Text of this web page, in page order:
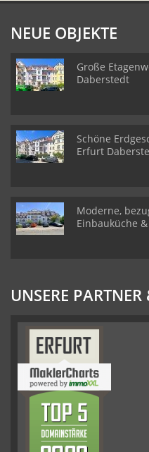
NEUE OBJEKTE
Große
Daberstedt
Schöne
Erfurt
Moderne,
Einbauküche
UNSERE